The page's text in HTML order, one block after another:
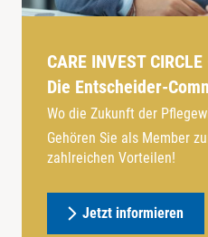
CARE INVEST CIRCLE
Die Entscheider-
Wo die Zukunft der
Gehören Sie als Member
zahlreichen Vorteilen!
Jetzt informieren